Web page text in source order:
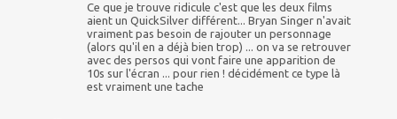
Ce que je trouve ridicule c'est que les deux films
aient un QuickSilver différent... Bryan Singer n'avait
vraiment pas besoin de rajouter un personnage
(alors qu'il en a déjà bien trop) ... on va se retrouver
avec des persos qui vont faire une apparition de
10s sur l'écran ... pour rien ! décidément ce type là
est vraiment une tache